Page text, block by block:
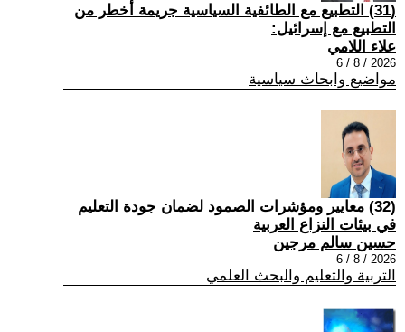
(31) التطبيع مع الطائفية السياسية جريمة أخطر من
التطبيع مع إسرائيل:
علاء اللامي
2026 / 8 / 6
مواضيع وابحاث سياسية
(32) معايير ومؤشرات الصمود لضمان جودة التعليم
في بيئات النزاع العربية
حسين سالم مرجين
2026 / 8 / 6
التربية والتعليم والبحث العلمي